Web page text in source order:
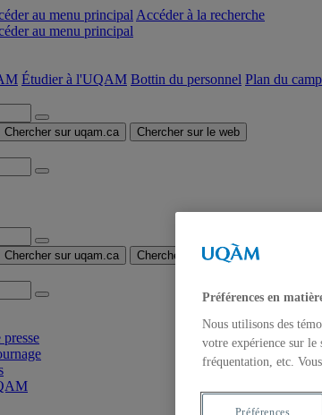
au menu principal Accéder à la recherche
au menu principal
Étudier à l'UQAM Bottin du personnel Plan du
Chercher sur uqam.ca Chercher sur le web
Chercher sur uqam.ca Chercher sur le web
Préférences en
Nous utilisons des
votre expérience sur le
fréquentation, etc.
Préférences